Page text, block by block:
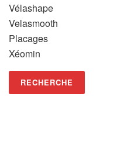
Vélashape
Velasmooth
Placages
Xéomin
RECHERCHE